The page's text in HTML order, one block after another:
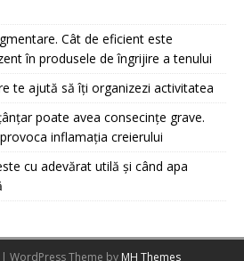
Cât de eficient este
în produsele de îngrijire a tenului
te ajută să îți organizezi activitatea
poate avea consecințe grave.
inflamația creierului
cu adevărat utilă și când apa
WordPress Theme by MH Themes